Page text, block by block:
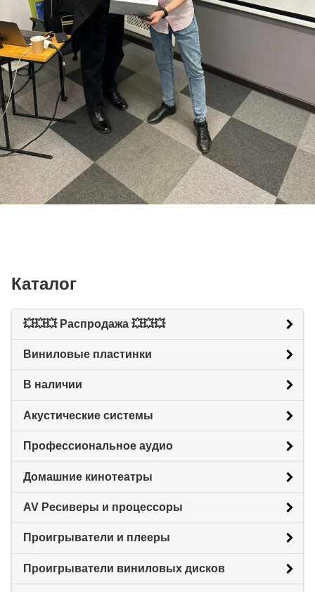
Каталог
💥💥💥 Распродажа 💥💥💥
Виниловые пластинки
В наличии
Акустические системы
Профессиональное аудио
Домашние кинотеатры
AV Ресиверы и процессоры
Проигрыватели и плееры
Проигрыватели виниловых дисков